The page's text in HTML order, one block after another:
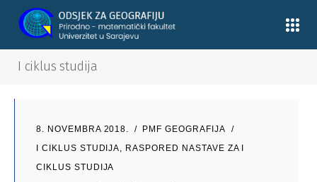
I ciklus studija
8. NOVEMBRA 2018.
PMF GEOGRAFIJA
I CIKLUS STUDIJA, RASPORED NASTAVE ZA I
CIKLUS STUDIJA